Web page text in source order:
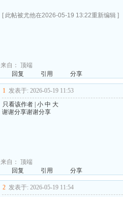
[ 此帖被尤他在2026-05-19 13:22重新编辑 ]
来自： 顶端
回复
引用 分享
1 发表于: 2026-05-19 11:53
只看该作者 小 中 大
谢谢分享谢谢分享
来自： 顶端
回复
引用 分享
2 发表于: 2026-05-19 11:54